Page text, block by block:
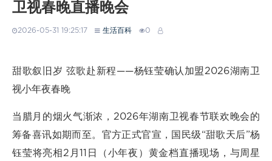
卫视春晚直播晚会
2026-05-31 19:25:17 生活百科 0
甜歌叙旧岁 弦歌赴新程——杨钰莹确认加盟2026湖南卫
视小年夜春晚
当腊月的烟火气渐浓，2026年湖南卫视春节联欢晚会的
筹备喜讯如期而至。官方正式官宣，国民级“甜歌天后”杨
钰莹将亮相2月11日（小年夜）黄金档直播现场，与周星